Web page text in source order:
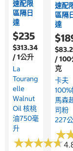
速配限
區隔日
達
$235
$313.34
/ 1公升
La
Tourang
Elle
Walnut
Oil 核桃
油750毫
升
★★★★★
★★★★★
速配
區隔
達
/ 100
克
卡夫
100%
馬森
司粉
227
★
★